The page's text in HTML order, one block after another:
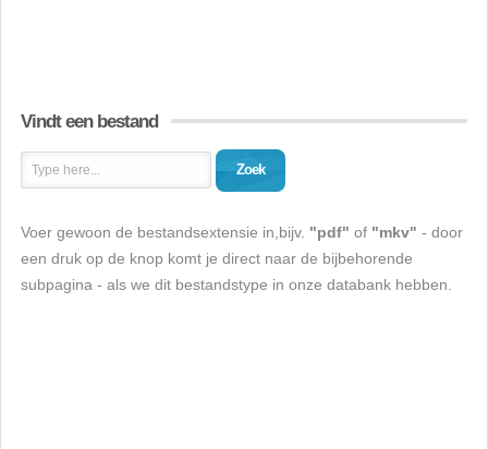
Vindt een bestand
Zoek
Voer gewoon de bestandsextensie in,bijv. "pdf" of "mkv" - door
een druk op de knop komt je direct naar de bijbehorende
subpagina - als we dit bestandstype in onze databank hebben.